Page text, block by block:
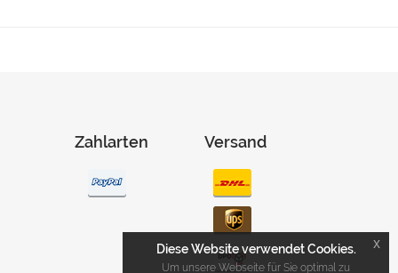
Zahlarten Versand
Diese Website verwendet Cookies.
Um unsere Webseite für Sie optimal zu
x